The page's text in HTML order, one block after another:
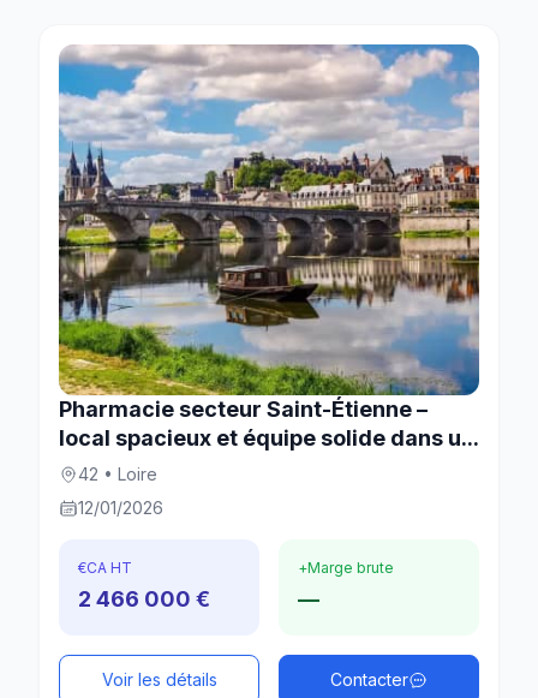
Pharmacie secteur Saint-Étienne –
local spacieux et équipe solide dans u...
42 • Loire
12/01/2026
€CA HT
2 466 000 €
+Marge brute
—
Voir les détails Contacter